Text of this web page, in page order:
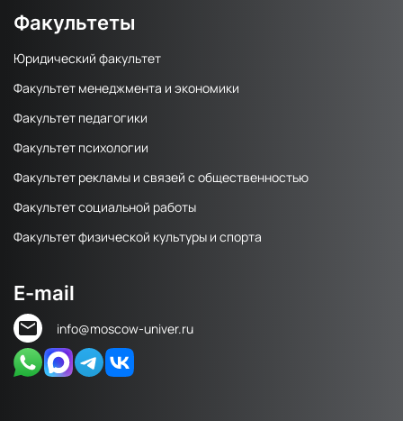
Факультеты
Юридический факультет
Факультет менеджмента и экономики
Факультет педагогики
Факультет психологии
Факультет рекламы и связей с общественностью
Факультет социальной работы
Факультет физической культуры и спорта
E-mail
info@moscow-univer.ru